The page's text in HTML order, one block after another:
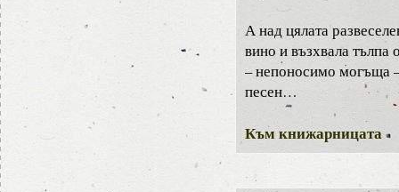
А над цялата
вино и възхвала тълпа
– непоносимо могъща
песен…
Към книжарницата